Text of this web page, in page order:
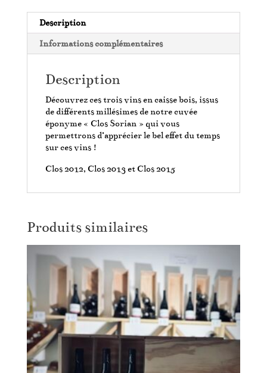
Description
Informations complémentaires
Description
Découvrez ces trois vins en caisse bois, issus
de différents millésimes de notre cuvée
éponyme « Clos Sorian » qui vous
permettrons d’apprécier le bel effet du temps
sur ces vins !
Clos 2012, Clos 2013 et Clos 2015
Produits similaires